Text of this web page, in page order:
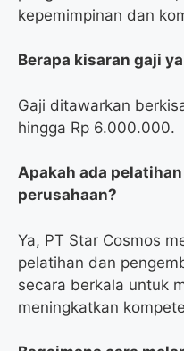
kepemimpinan dan
Berapa kisaran gaji
Gaji ditawarkan
hingga Rp 6.000.000.
Apakah ada
perusahaan?
Ya, PT Star Cosmos
pelatihan dan
secara berkala untuk
meningkatkan